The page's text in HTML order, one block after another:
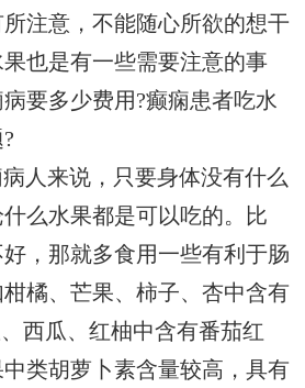
注意，不能随心所欲的想干
也是有一些需要注意的事
要多少费用?癫痫患者吃水
人来说，只要身体没有什么
么水果都是可以吃的。比
，那就多食用一些有利于肠
橘、芒果、柿子、杏中含有
西瓜、红柚中含有番茄红
类胡萝卜素含量较高，具有